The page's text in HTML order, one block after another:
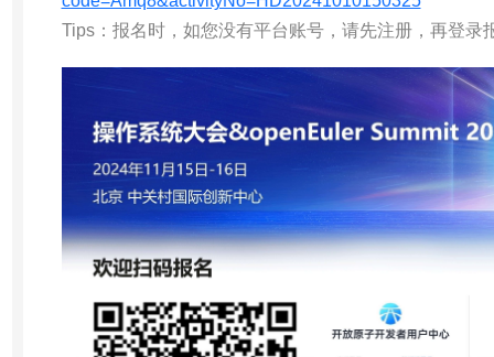
Tips：报名时，如您没有平台账号，请先注册，再登录